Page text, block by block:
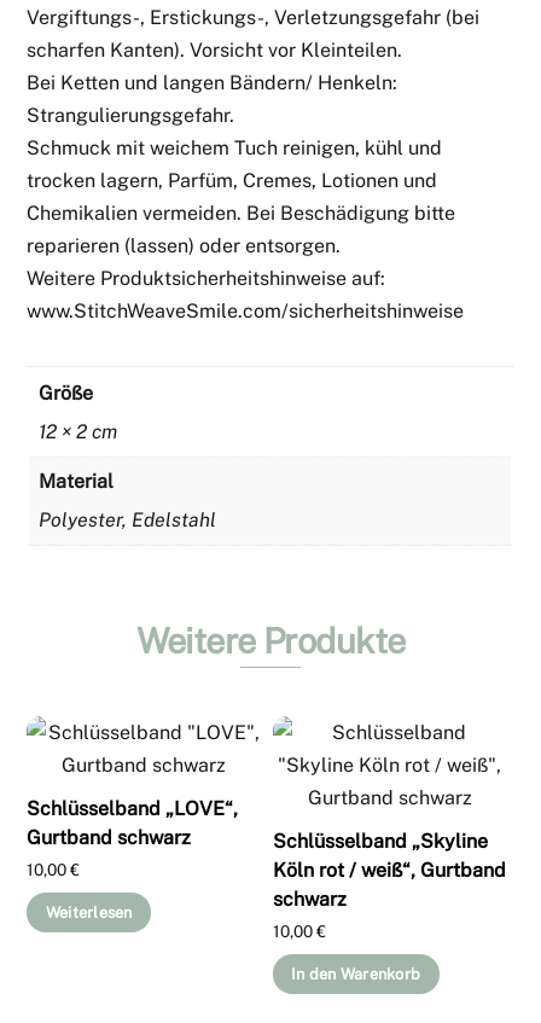
Vergiftungs-, Erstickungs-, Verletzungsgefahr (bei
scharfen Kanten). Vorsicht vor Kleinteilen.
Bei Ketten und langen Bändern/ Henkeln:
Strangulierungsgefahr.
Schmuck mit weichem Tuch reinigen, kühl und
trocken lagern, Parfüm, Cremes, Lotionen und
Chemikalien vermeiden. Bei Beschädigung bitte
reparieren (lassen) oder entsorgen.
Weitere Produktsicherheitshinweise auf:
www.StitchWeaveSmile.com/sicherheitshinweise
Größe
12 × 2 cm
Material
Polyester, Edelstahl
Weitere Produkte
Schlüsselband „LOVE“,
Gurtband schwarz
10,00€
Weiterlesen
Schlüsselband „Skyline
Köln rot / weiß“, Gurtband
schwarz
10,00€
In den Warenkorb